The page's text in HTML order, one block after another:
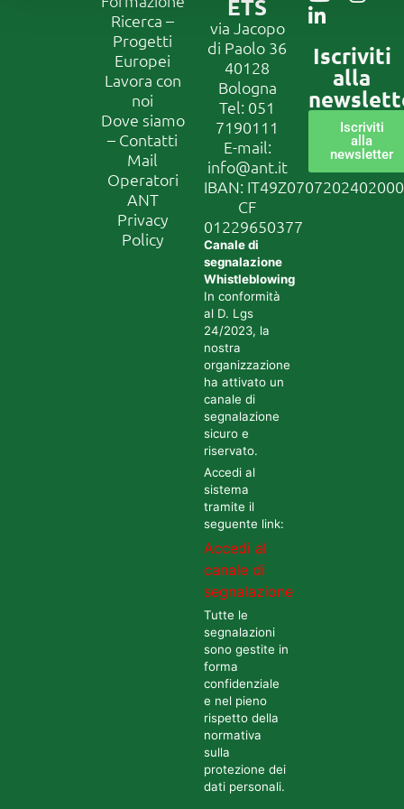
Ricerca –
Progetti
Europei
Lavora con
noi
Dove siamo
– Contatti
Mail
Operatori
ANT
Privacy
Policy
ETS
via Jacopo
di Paolo 36
40128
Bologna
Tel: 051
7190111
E-mail:
info@ant.it
IBAN:
CF
01229650377
Canale di
segnalazione
Whistleblowing
In conformità
al D. Lgs
24/2023, la
nostra
organizzazione
ha attivato un
canale di
segnalazione
sicuro e
riservato.
Accedi al
sistema
tramite il
seguente link:
Accedi al
canale di
segnalazione
Tutte le
segnalazioni
sono gestite in
forma
confidenziale
e nel pieno
rispetto della
normativa
sulla
protezione dei
dati personali.
Iscriviti
alla
Iscriviti
alla
newsletter